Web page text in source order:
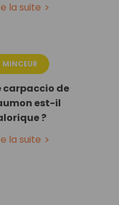
la suite
MINCEUR
carpaccio de
est-il
?
la suite